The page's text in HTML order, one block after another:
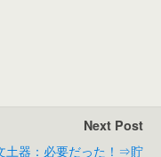
Next Post
土器：必要だった！⇒貯